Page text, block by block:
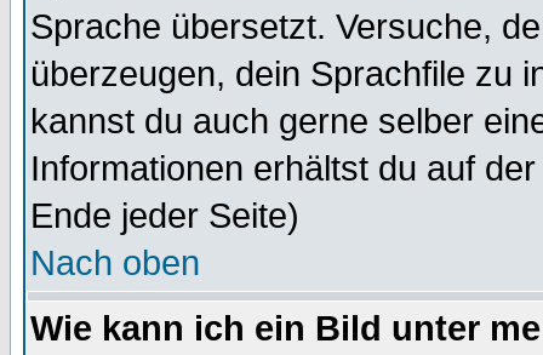
Sprache übersetzt. Versuche,
überzeugen, dein Sprachfile zu
kannst du auch gerne selber
Informationen erhältst du auf
Ende jeder Seite)
Nach oben
Wie kann ich ein Bild unter